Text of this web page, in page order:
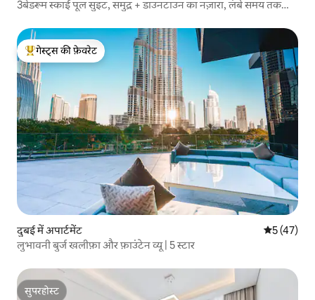
3बेडरूम स्काई पूल सुइट, समुद्र + डाउनटाउन का नज़ारा, लंबे समय तक
गेस्ट्स का टॉप फ़ेवरेट
गेस्ट्स की फ़ेवरेट
दुबई में अपार्टमेंट औसत रेटिंग
5 (47)
लुभावनी बुर्ज खलीफ़ा और फ़ाउंटेन व्यू | 5 स्टार
सुपरहोस्ट